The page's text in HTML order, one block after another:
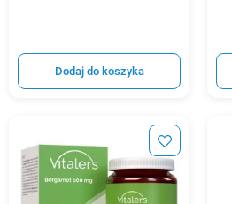
Dodaj do koszyka